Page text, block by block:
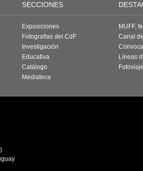
SECCIONES
Exposiciones
Fotografías del CdF
Investigación
Educativa
Catálogo
Mediateca
MUFF,
Canal
Líneas